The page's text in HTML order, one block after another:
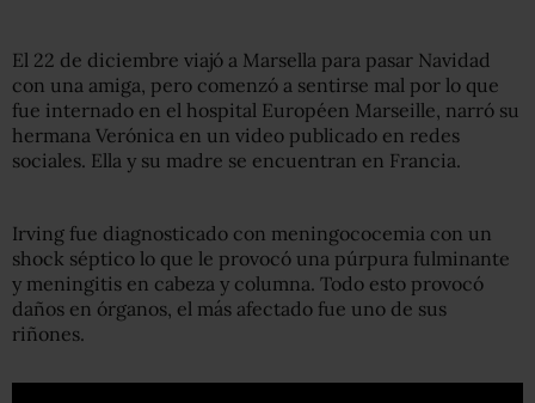
El 22 de diciembre viajó a Marsella para pasar Navidad
con una amiga, pero comenzó a sentirse mal por lo que
fue internado en el hospital Européen Marseille, narró su
hermana Verónica en un video publicado en redes
sociales. Ella y su madre se encuentran en Francia.
Irving fue diagnosticado con meningococemia con un
shock séptico lo que le provocó una púrpura fulminante
y meningitis en cabeza y columna. Todo esto provocó
daños en órganos, el más afectado fue uno de sus
riñones.